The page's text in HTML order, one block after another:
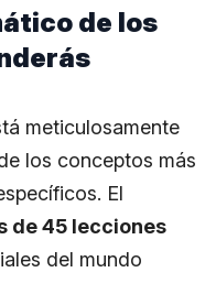
de los
meticulosamente
los conceptos más
El
de 45 lecciones
del mundo